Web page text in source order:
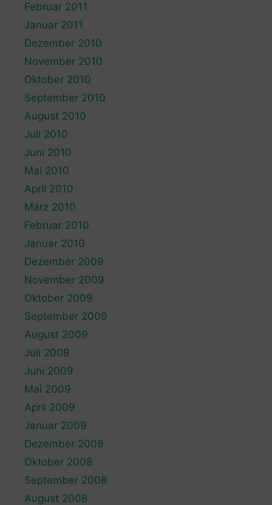
Februar 2011
Januar 2011
Dezember 2010
November 2010
Oktober 2010
September 2010
August 2010
Juli 2010
Juni 2010
Mai 2010
April 2010
März 2010
Februar 2010
Januar 2010
Dezember 2009
November 2009
Oktober 2009
September 2009
August 2009
Juli 2009
Juni 2009
Mai 2009
April 2009
Januar 2009
Dezember 2008
Oktober 2008
September 2008
August 2008